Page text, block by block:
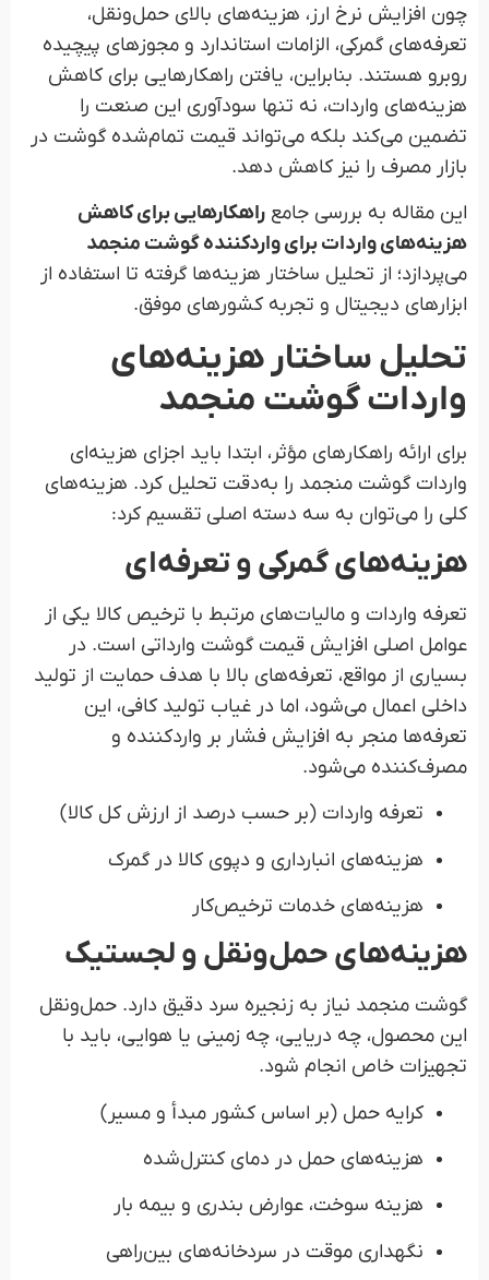
چون افزایش نرخ ارز، هزینه‌های بالای حمل‌ونقل،
تعرفه‌های گمرکی، الزامات استاندارد و مجوزهای پیچیده
روبرو هستند. بنابراین، یافتن راهکارهایی برای کاهش
هزینه‌های واردات، نه تنها سودآوری این صنعت را
تضمین می‌کند بلکه می‌تواند قیمت تمام‌شده گوشت در
بازار مصرف را نیز کاهش دهد.
این مقاله به بررسی جامع راهکارهایی برای کاهش
هزینه‌های واردات برای واردکننده گوشت منجمد
می‌پردازد؛ از تحلیل ساختار هزینه‌ها گرفته تا استفاده از
ابزارهای دیجیتال و تجربه کشورهای موفق.
تحلیل ساختار هزینه‌های
واردات گوشت منجمد
برای ارائه راهکارهای مؤثر، ابتدا باید اجزای هزینه‌ای
واردات گوشت منجمد را به‌دقت تحلیل کرد. هزینه‌های
کلی را می‌توان به سه دسته اصلی تقسیم کرد:
هزینه‌های گمرکی و تعرفه‌ای
تعرفه واردات و مالیات‌های مرتبط با ترخیص کالا یکی از
عوامل اصلی افزایش قیمت گوشت وارداتی است. در
بسیاری از مواقع، تعرفه‌های بالا با هدف حمایت از تولید
داخلی اعمال می‌شود، اما در غیاب تولید کافی، این
تعرفه‌ها منجر به افزایش فشار بر واردکننده و
مصرف‌کننده می‌شود.
تعرفه واردات (بر حسب درصد از ارزش کل کالا)
هزینه‌های انبارداری و دپوی کالا در گمرک
هزینه‌های خدمات ترخیص‌کار
هزینه‌های حمل‌ونقل و لجستیک
گوشت منجمد نیاز به زنجیره سرد دقیق دارد. حمل‌ونقل
این محصول، چه دریایی، چه زمینی یا هوایی، باید با
تجهیزات خاص انجام شود.
کرایه حمل (بر اساس کشور مبدأ و مسیر)
هزینه‌های حمل در دمای کنترل‌شده
هزینه سوخت، عوارض بندری و بیمه بار
نگهداری موقت در سردخانه‌های بین‌راهی